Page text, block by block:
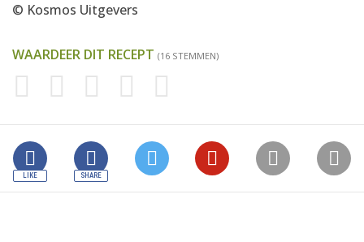
© Kosmos Uitgevers
WAARDEER DIT RECEPT (16 STEMMEN)